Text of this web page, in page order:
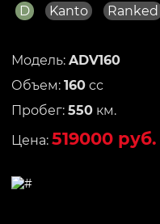
D Kanto Ranked
Модель: ADV160
Объем: 160 сс
Пробег: 550 км.
Цена: 519000 руб.